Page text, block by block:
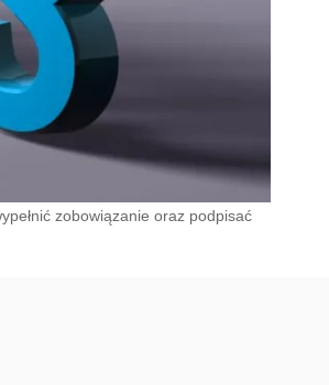
zobowiązanie oraz podpisać